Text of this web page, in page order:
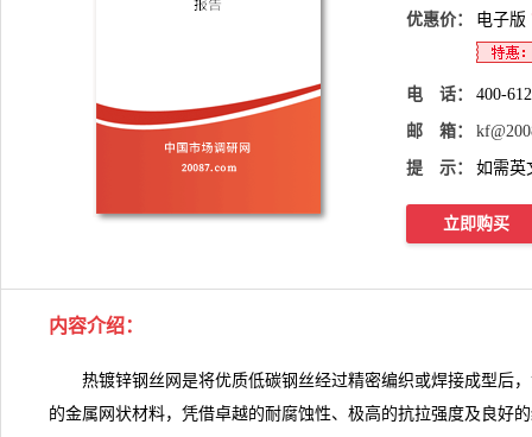
优惠价： 电子版
电 话： 400-
邮 箱：
提 示： 如需英
立即购买
内容介绍：
热镀锌钢丝网是将优质低碳钢丝经过精密编织或焊接成型后，
的金属网状材料，凭借卓越的耐腐蚀性、极高的抗拉强度及良好